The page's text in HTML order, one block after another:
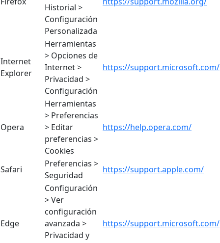
Historial >
Configuración
Personalizada
Internet
Explorer
Herramientas
> Opciones de
Internet >
Privacidad >
Configuración
https://support.microsoft.com/
Opera
Herramientas
> Preferencias
> Editar
preferencias >
Cookies
https://help.opera.com/
Safari
Preferencias >
Seguridad
https://support.apple.com/
Edge
Configuración
> Ver
configuración
avanzada >
Privacidad y
https://support.microsoft.com/